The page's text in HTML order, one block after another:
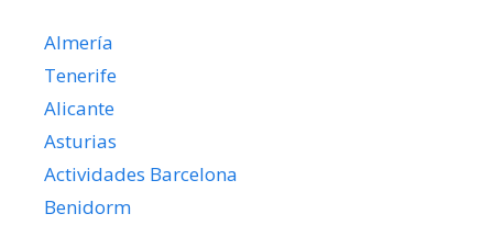
Almería
Tenerife
Alicante
Asturias
Actividades Barcelona
Benidorm